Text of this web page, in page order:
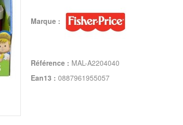
Marque :
Référence : MAL-A2204040
Ean13 : 0887961955057